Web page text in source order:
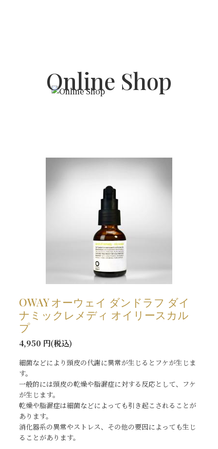
Online Shop
OWAY オーウェイ ダンドラフ ダイ
ナミックレメディ オイリースカル
プ
4,950 円(税込)
細菌などにより頭皮の代謝に異常が生じるとフケが生じま
す。
一般的には頭皮の乾燥や脂漏症に対する反応として、フケ
が生じます。
乾燥や脂漏症は細菌などによっても引き起こされることが
あります。
消化器系の異常やストレス、その他の要因によっても生じ
ることがあります。